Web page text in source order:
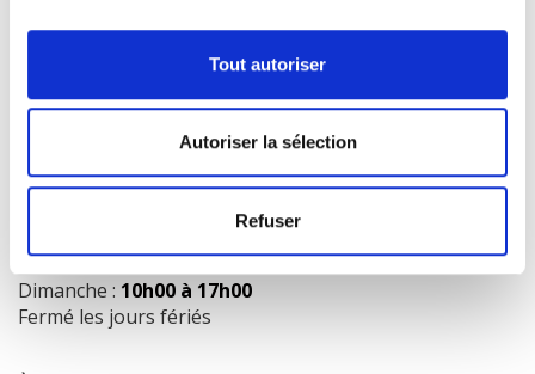
Tout autoriser
Autoriser la sélection
Refuser
HEURES D'OUVERTURE
9h00 à 18h00
Samedi:9h00 à 17h00
Dimanche : 10h00 à 17h00
Fermé les jours fériés